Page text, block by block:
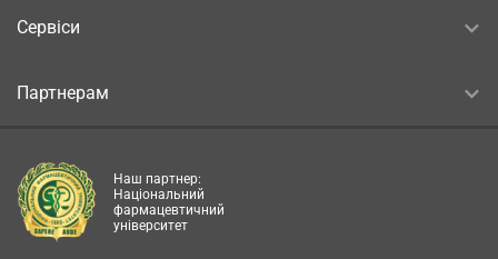
Сервіси
Партнерам
Наш партнер:
Національний
фармацевтичний
університет